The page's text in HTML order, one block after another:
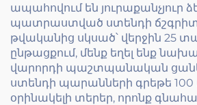
ապահովում են յուրաքանչյուր
պատրաստված ստենդի ճշգրիտ
թվականից սկսած՝ վերջին 25
ընթացքում, մենք եղել ենք
վարորդի պաշտպանական
ստենդի պարանների գրեթե
օրինակելի տերեր, որոնք